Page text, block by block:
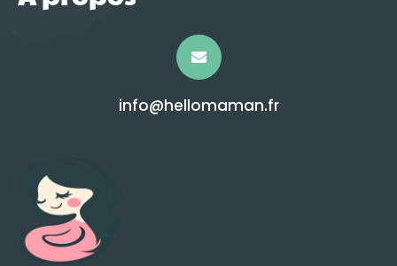
info@hellomaman.fr